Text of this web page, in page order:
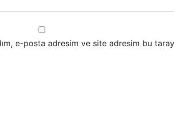
e-posta adresim ve site adresim bu